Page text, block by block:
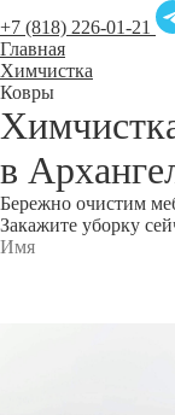
+7 (818) 226-01-21
Главная
Химчистка
Ковры
в
Бережно очистим
Закажите уборку